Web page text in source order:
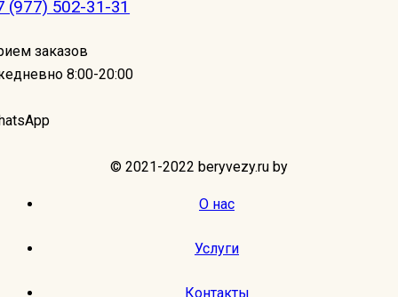
(977) 502-31-31
заказов
8:00-20:00
© 2021-2022 beryvezy.ru by
О нас
Услуги
Контакты